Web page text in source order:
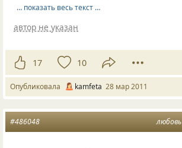
… показать весь текст …
автор не указан
17 10
Опубликовала kamfeta 28 мар 2011
любовь
#486048